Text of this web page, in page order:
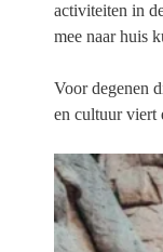
activiteiten in
mee naar huis
Voor degenen
en cultuur viert